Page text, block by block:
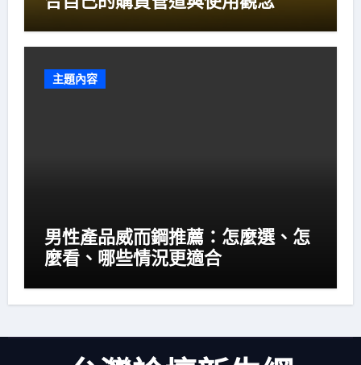
主題內容
男性產品威而鋼推薦：怎麼選、怎
麼看、哪些情況更適合